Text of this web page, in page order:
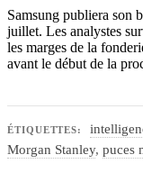
Samsung publiera son
juillet. Les analystes
les marges de la
avant le début de la
ÉTIQUETTES:
Morgan Stanley, puces